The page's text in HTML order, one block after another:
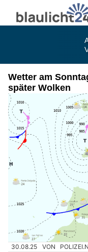
Wetter am
später Wolken
30.08.25 VON